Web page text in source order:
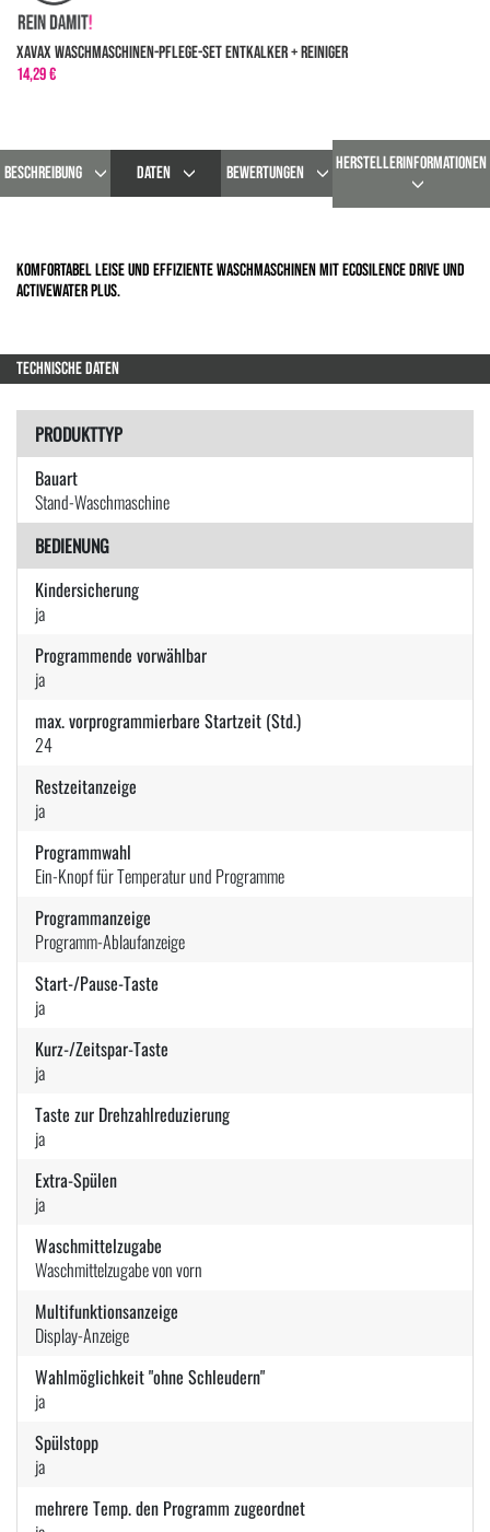
XavaX Waschmaschinen-Pflege-Set Entkalker + Reiniger
14,29 €
BESCHREIBUNG DATEN BEWERTUNGEN HERSTELLERINFORMATIONEN
Komfortabel leise und effiziente Waschmaschinen mit EcoSilence Drive und
ActiveWater Plus.
TECHNISCHE DATEN
PRODUKTTYP
Bauart
Stand-Waschmaschine
BEDIENUNG
Kindersicherung
ja
Programmende vorwählbar
ja
max. vorprogrammierbare Startzeit (Std.)
24
Restzeitanzeige
ja
Programmwahl
Ein-Knopf für Temperatur und Programme
Programmanzeige
Programm-Ablaufanzeige
Start-/Pause-Taste
ja
Kurz-/Zeitspar-Taste
ja
Taste zur Drehzahlreduzierung
ja
Extra-Spülen
ja
Waschmittelzugabe
Waschmittelzugabe von vorn
Multifunktionsanzeige
Display-Anzeige
Wahlmöglichkeit "ohne Schleudern"
ja
Spülstopp
ja
mehrere Temp. den Programm zugeordnet